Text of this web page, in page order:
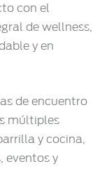
con el
de wellness,
y en
de encuentro
múltiples
y cocina,
eventos y